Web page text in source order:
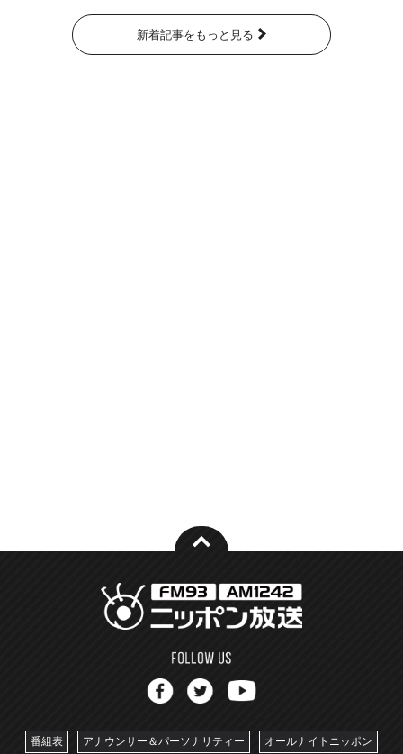
新着記事をもっと見る
番組表 アナウンサー＆パーソナリティー オールナイトニッポン